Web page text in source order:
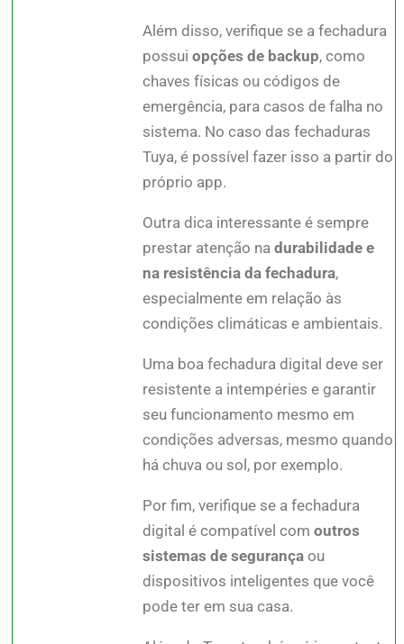
Além disso, verifique se a fechadura
possuiopções de backup, como
chaves físicas ou códigos de
emergência, para casos de falha no
sistema. No caso das fechaduras
Tuya, é possível fazer isso a partir do
próprio app.
Outra dica interessante é sempre
prestar atenção nadurabilidade e
na resistência da fechadura,
especialmente em relação às
condições climáticas e ambientais.
Uma boa fechadura digital deve ser
resistente a intempéries e garantir
seu funcionamento mesmo em
condições adversas, mesmo quando
há chuva ou sol, por exemplo.
Por fim, verifique se a fechadura
digital é compatível comoutros
sistemas de segurança ou
dispositivos inteligentes que você
pode ter em sua casa.